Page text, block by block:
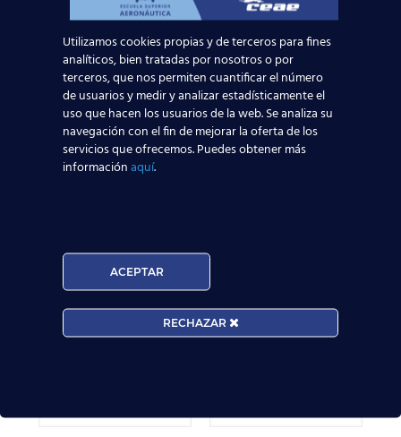
Leer más
Utilizamos cookies propias y de terceros para fines
analíticos, bien tratadas por nosotros o por
terceros, que nos permiten cuantificar el número
de usuarios y medir y analizar estadísticamente el
uso que hacen los usuarios de la web. Se analiza su
navegación con el fin de mejorar la oferta de los
servicios que ofrecemos. Puedes obtener más
informaciónaquí.
ACEPTAR
RECHAZAR